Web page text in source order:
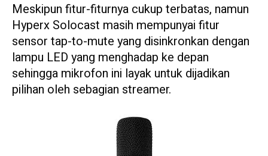
Meskipun fitur-fiturnya cukup terbatas, namun
Hyperx Solocast masih mempunyai fitur
sensor tap-to-mute yang disinkronkan dengan
lampu LED yang menghadap ke depan
sehingga mikrofon ini layak untuk dijadikan
pilihan oleh sebagian streamer.